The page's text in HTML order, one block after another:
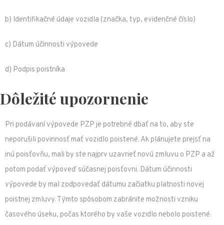
b) Identifikačné údaje vozidla (značka, typ, evidenčné číslo)
c) Dátum účinnosti výpovede
d) Podpis poistníka
Dôležité upozornenie
Pri podávaní výpovede PZP je potrebné dbať na to, aby ste
neporušili povinnosť mať vozidlo poistené. Ak plánujete prejsť na
inú poisťovňu, mali by ste najprv uzavrieť novú zmluvu o PZP a až
potom podať výpoveď súčasnej poisťovni. Dátum účinnosti
výpovede by mal zodpovedať dátumu začiatku platnosti novej
poistnej zmluvy. Týmto spôsobom zabránite možnosti vzniku
časového úseku, počas ktorého by vaše vozidlo nebolo poistené.